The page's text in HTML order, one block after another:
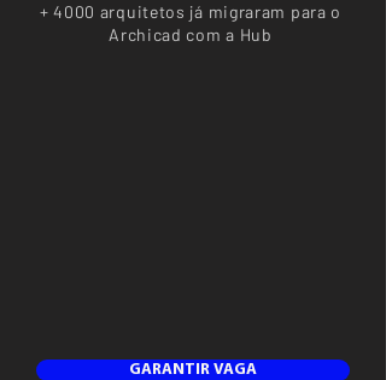
+ 4000 arquitetos já migraram para o
Archicad com a Hub
GARANTIR VAGA